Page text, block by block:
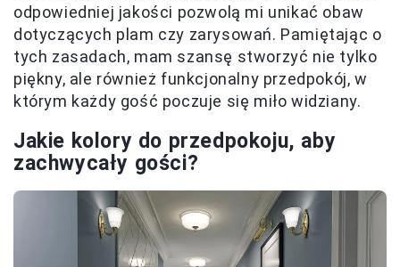
odpowiedniej jakości pozwolą mi unikać obaw
dotyczących plam czy zarysowań. Pamiętając o
tych zasadach, mam szansę stworzyć nie tylko
piękny, ale również funkcjonalny przedpokój, w
którym każdy gość poczuje się miło widziany.
Jakie kolory do przedpokoju, aby
zachwycały gości?